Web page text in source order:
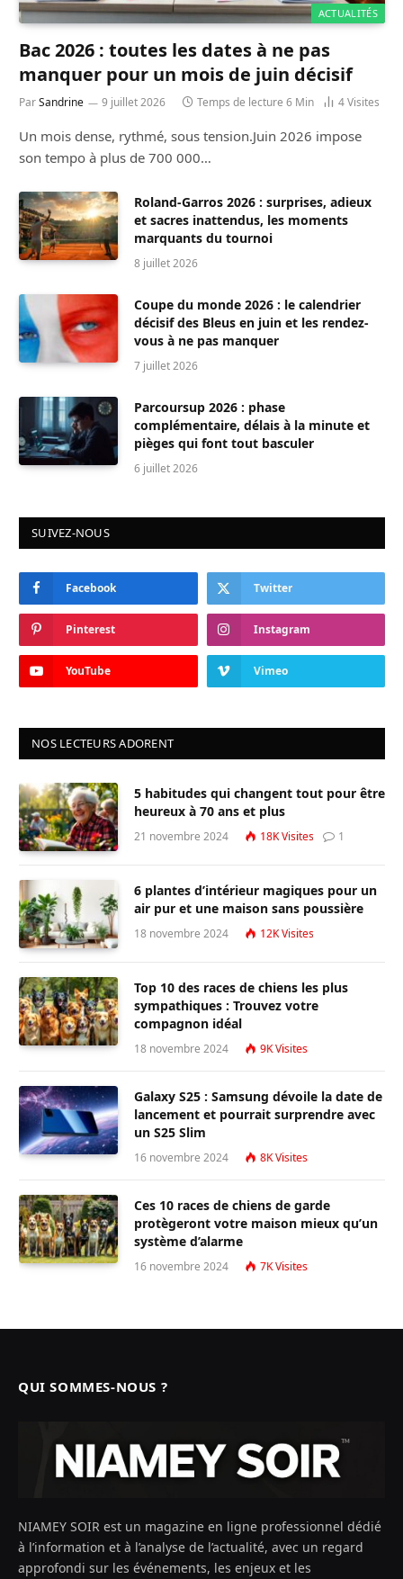
ACTUALITÉS
Bac 2026 : toutes les dates à ne pas
manquer pour un mois de juin décisif
ParSandrine 9 juillet 2026 Temps de lecture 6 Min 4Visites
Un mois dense, rythmé, sous tension.Juin 2026 impose
son tempo à plus de 700 000…
Roland-Garros 2026 : surprises, adieux
et sacres inattendus, les moments
marquants du tournoi
8 juillet 2026
Coupe du monde 2026 : le calendrier
décisif des Bleus en juin et les rendez-
vous à ne pas manquer
7 juillet 2026
Parcoursup 2026 : phase
complémentaire, délais à la minute et
pièges qui font tout basculer
6 juillet 2026
SUIVEZ-NOUS
Facebook Twitter
Pinterest Instagram
YouTube Vimeo
NOS LECTEURS ADORENT
5 habitudes qui changent tout pour être
heureux à 70 ans et plus
21 novembre 2024 18KVisites 1
6 plantes d’intérieur magiques pour un
air pur et une maison sans poussière
18 novembre 2024 12KVisites
Top 10 des races de chiens les plus
sympathiques : Trouvez votre
compagnon idéal
18 novembre 2024 9KVisites
Galaxy S25 : Samsung dévoile la date de
lancement et pourrait surprendre avec
un S25 Slim
16 novembre 2024 8KVisites
Ces 10 races de chiens de garde
protègeront votre maison mieux qu’un
système d’alarme
16 novembre 2024 7KVisites
QUI SOMMES-NOUS ?
NIAMEY SOIR est un magazine en ligne professionnel dédié
à l’information et à l’analyse de l’actualité, avec un regard
approfondi sur les événements, les enjeux et les